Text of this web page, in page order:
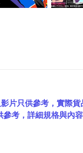
片只供參考，實際
參考，詳細規格與內